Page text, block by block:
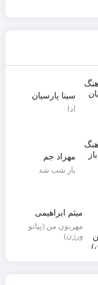
سینا پارسیان
ادا
مهراد جم
باز شب شد
میثم ابراهیمی
مهربون من (پیانو
ورژن)